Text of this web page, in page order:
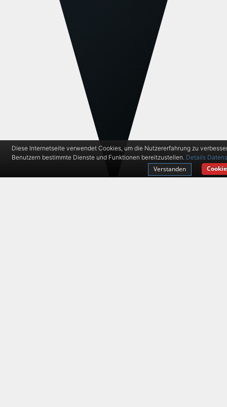
Diese Internetseite verwendet Cookies, um die Nutzererfahrung zu
Benutzern bestimmte Dienste und Funktionen bereitzustellen. Details
Verstanden